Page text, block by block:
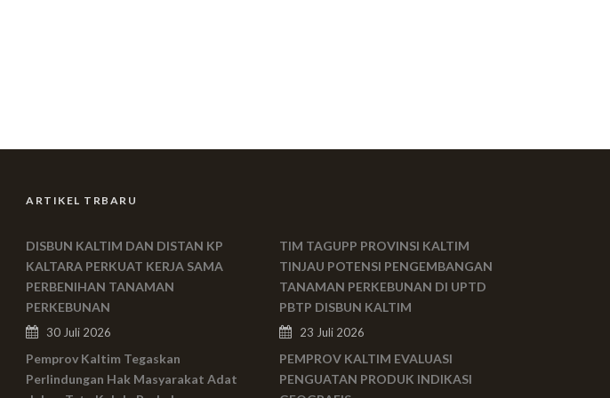
ARTIKEL TRBARU
DISBUN KALTIM DAN DISTAN KP
KALTARA PERKUAT KERJA SAMA
PERBENIHAN TANAMAN
PERKEBUNAN
30 Juli 2026
Pemprov Kaltim Tegaskan
Perlindungan Hak Masyarakat Adat
TIM TAGUPP PROVINSI KALTIM
TINJAU POTENSI PENGEMBANGAN
TANAMAN PERKEBUNAN DI UPTD
PBTP DISBUN KALTIM
23 Juli 2026
PEMPROV KALTIM EVALUASI
PENGUATAN PRODUK INDIKASI